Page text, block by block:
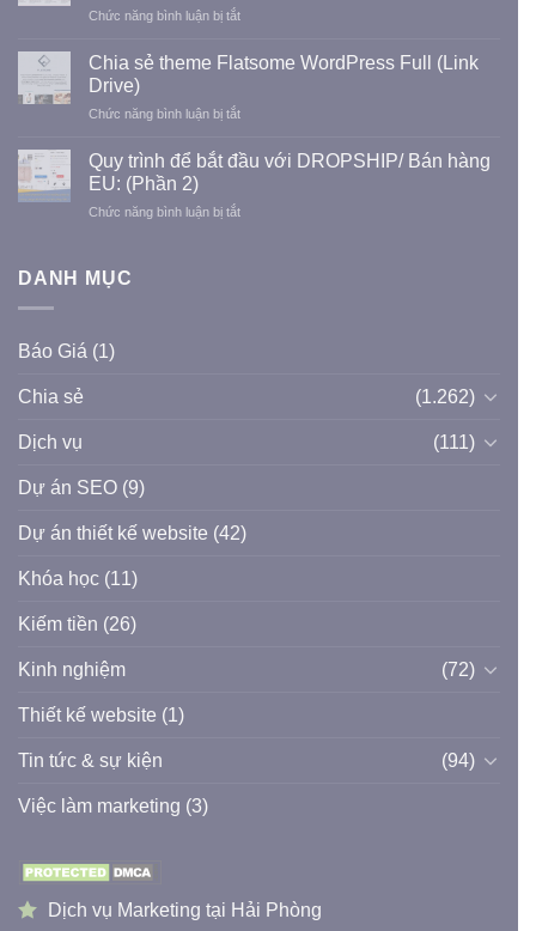
vấn,
kế,
Xây
dân
Chức năng bình luận bị tắtở
hợp
video
view
queen
Chia sẻ theme Flatsome WordPress Full (Link
Drive)
Chức năng bình luận bị tắtở
sẻ
WordPress
Quy trình để bắt đầu với DROPSHIP/ Bán hàng
EU: (Phần 2)
Chức năng bình luận bị tắtở
DANH MỤC
Báo Giá (1)
Chia sẻ (1.262)
Dịch vụ (111)
Dự án SEO (9)
Dự án thiết kế website (42)
Khóa học (11)
Kiếm tiền (26)
Kinh nghiệm (72)
Thiết kế website (1)
Tin tức & sự kiện (94)
Việc làm marketing (3)
Dịch vụ Marketing tại Hải Phòng